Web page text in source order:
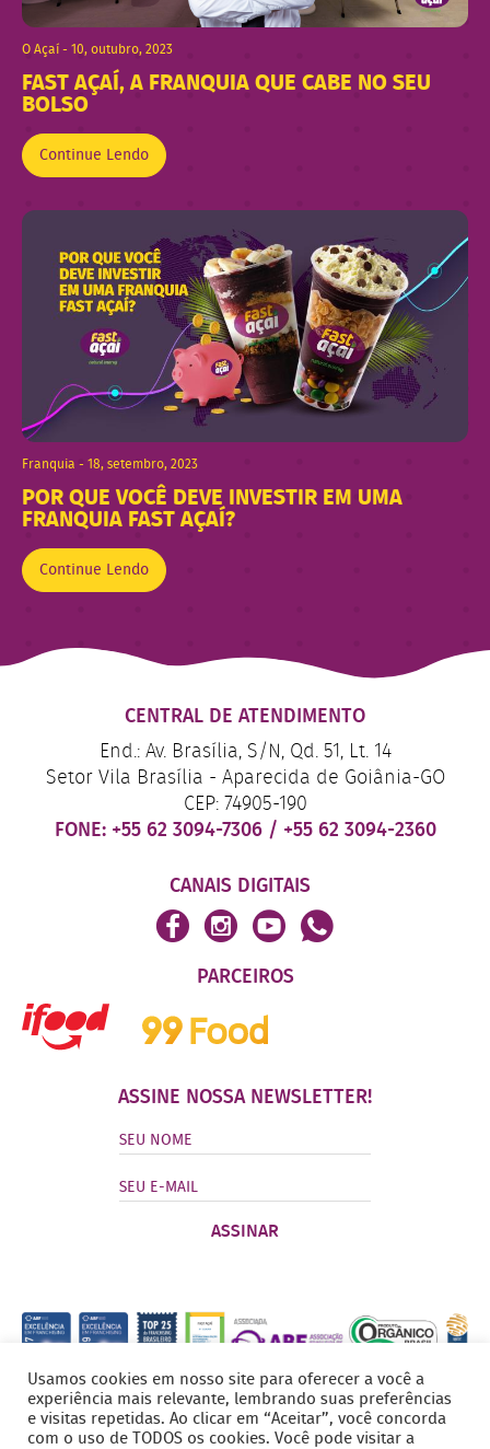
O Açaí - 10, outubro, 2023
FAST AÇAÍ, A FRANQUIA QUE CABE NO SEU
BOLSO
Continue Lendo
Franquia - 18, setembro, 2023
POR QUE VOCÊ DEVE INVESTIR EM UMA
FRANQUIA FAST AÇAÍ?
Continue Lendo
CENTRAL DE ATENDIMENTO
End.: Av. Brasília, S/N, Qd. 51, Lt. 14
Setor Vila Brasília - Aparecida de Goiânia-GO
CEP: 74905-190
FONE: +55 62 3094-7306 / +55 62 3094-2360
CANAIS DIGITAIS
PARCEIROS
ASSINE NOSSA NEWSLETTER!
Usamos cookies em nosso site para oferecer a você a
experiência mais relevante, lembrando suas preferências
e visitas repetidas. Ao clicar em “Aceitar”, você concorda
com o uso de TODOS os cookies. Você pode visitar a